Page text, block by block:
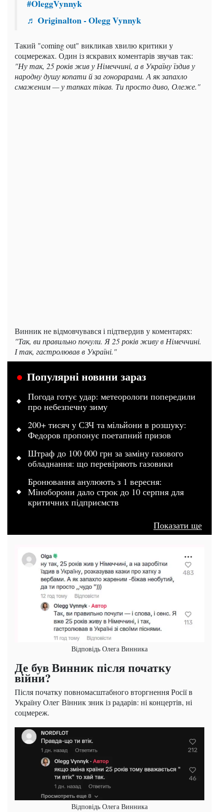
#OleggVynnyk
♬ Originalton - Olegg Vynnyk
Такий "coming out" викликав хвилю критики у
соцмережах. Один із яскравих коментарів звучав так:
"Ну так, 25 років жив у Німеччині, а в Україну їздив у
народну душу копати й за гонорарами. А як запахло
смаженим — у тапках тікав. Ти просто диво, Олеже."
Винник не відмовчувався і підтвердив у коментарях:
"Так, ви правильно почули. Я 25 років живу в Німеччині.
І так, гастролював в Україні."
Популярні новини зараз
Погода готує удар: метеорологи попередили
про небезпечну зиму
200+ тисяч у СЗЧ та мільйони в розшуку:
Федоров пропонує поетапний призов
Штраф до 100 000 грн за заміну газового
обладнання: що перевіряють газовики
Бронювання анулюють з 1 вересня:
Міноборони дало строк до 10 серпня для
критичних підприємств
Показати ще
Відповідь Олега Винника
Де був Винник після початку
війни?
Після початку повномасштабного вторгнення Росії в
Україну Олег Вінник зник із радарів: ні концертів, ні
соцмереж.
Відповідь Олега Винника